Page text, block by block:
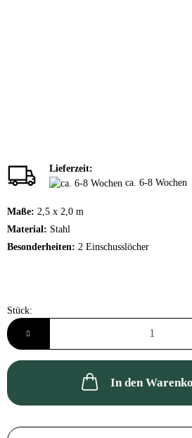
Lieferzeit:
ca. 6-8 Wochen
Maße: 2,5 x 2,0 m
Material: Stahl
Besonderheiten: 2 Einschusslöcher
Stück:
Stück
In den